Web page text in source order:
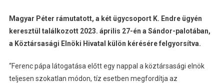
Magyar Péter rámutatott, a két ügycsoport K. Endre ügyén
keresztül találkozott 2023. április 27-én a Sándor-palotában,
a Köztársasági Elnöki Hivatal külön kérésére felgyorsítva.
“Ferenc pápa látogatása előtt egy nappal a köztársasági elnök
teljesen szokatlan módon, tíz esetben megfordítja az